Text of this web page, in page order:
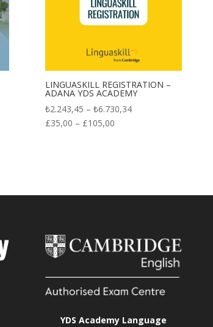
LINGUASKILL REGISTRATION –
ADANA YDS ACADEMY
₺2.243,45 – ₺6.730,34Price
£35,00 – £105,00
YDS Academy Language